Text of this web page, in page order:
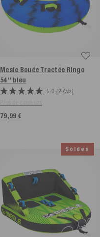
Mesle Bouée Tractée Ringo
54'' bleu
5.0 (2 Avis)
79,99 €
Soldes